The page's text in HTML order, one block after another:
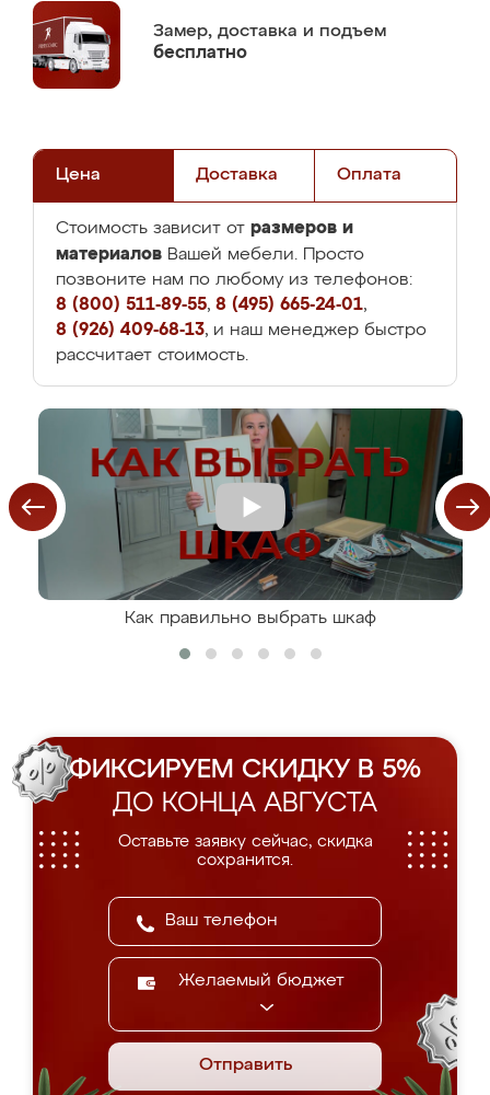
Замер, доставка и подъем
бесплатно
Цена Доставка Оплата
Стоимость зависит от размеров и
материалов Вашей мебели. Просто
позвоните нам по любому из телефонов:
8 (800) 511-89-55, 8 (495) 665-24-01,
8 (926) 409-68-13, и наш менеджер быстро
рассчитает стоимость.
Как правильно выбрать шкаф
ФИКСИРУЕМ СКИДКУ В 5%
ДО КОНЦА АВГУСТА
Оставьте заявку сейчас, скидка
сохранится.
Желаемый бюджет
Отправить